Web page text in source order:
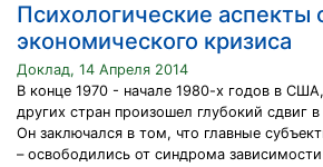
Психологические аспекты
экономического кризиса
Доклад, 14 Апреля 2014
В конце 1970 - начале 1980-х годов в
других стран произошел глубокий сдвиг
Он заключался в том, что главные
– освободились от синдрома